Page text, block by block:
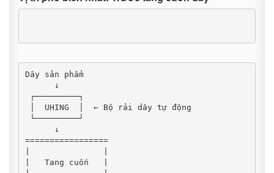
Dây sản phẩm
=================
|   Tang cuốn   |